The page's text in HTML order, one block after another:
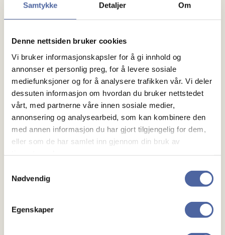
Samtykke Detaljer Om
Denne nettsiden bruker cookies
Vi bruker informasjonskapsler for å gi innhold og
annonser et personlig preg, for å levere sosiale
mediefunksjoner og for å analysere trafikken vår. Vi deler
dessuten informasjon om hvordan du bruker nettstedet
vårt, med partnerne våre innen sosiale medier,
annonsering og analysearbeid, som kan kombinere den
med annen informasjon du har gjort tilgjengelig for dem,
eller som de har samlet inn gjennom din bruk av
Nødvendig
Egenskaper
Om MS